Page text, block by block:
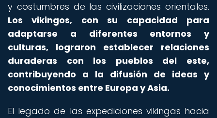
y costumbres de las civilizaciones orientales.
Los vikingos, con su capacidad para
adaptarse a diferentes entornos y
culturas, lograron establecer relaciones
duraderas con los pueblos del este,
contribuyendo a la difusión de ideas y
conocimientos entre Europa y Asia.
El legado de las expediciones vikingas hacia